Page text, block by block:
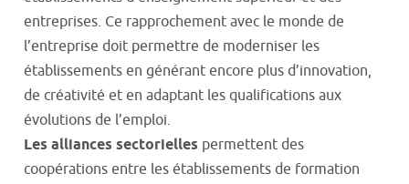
entreprises. Ce rapprochement avec le monde de
l’entreprise doit permettre de moderniser les
établissements en générant encore plus d’innovation,
de créativité et en adaptant les qualifications aux
évolutions de l’emploi.
Les alliances sectorielles permettent des
coopérations entre les établissements de formation